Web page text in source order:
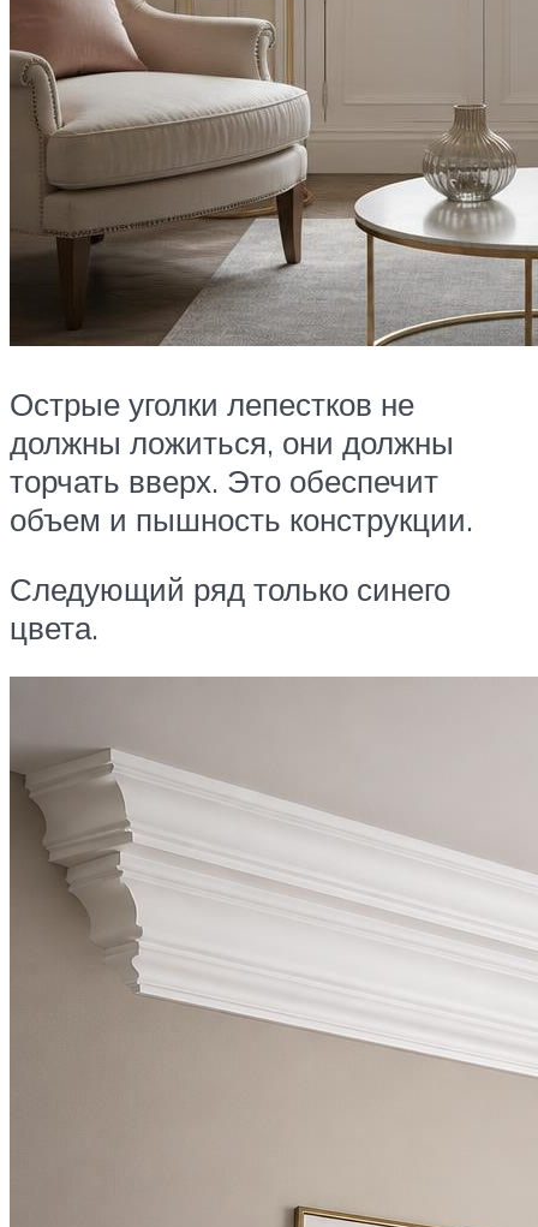
Острые уголки лепестков не
должны ложиться, они должны
торчать вверх. Это обеспечит
объем и пышность конструкции.
Следующий ряд только синего
цвета.